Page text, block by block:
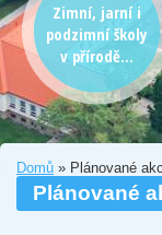
Zimní, jarní i
podzimní školy
v přírodě...
Domů » Plánované
Plánované